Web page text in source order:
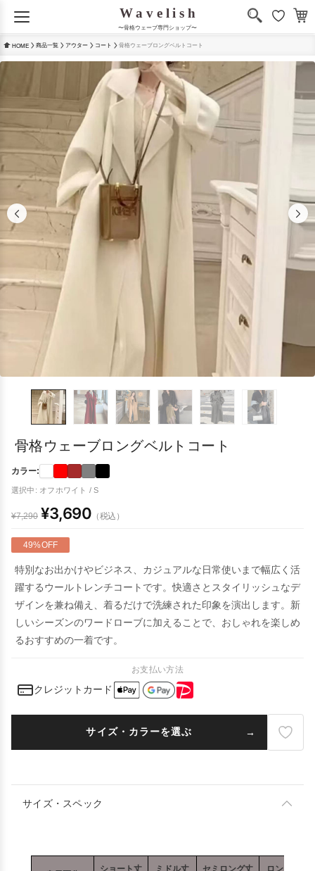
〜骨格ウェーブ専門ショップ〜
HOME 商品一覧 アウター コート 骨格ウェーブロングベルトコート
骨格ウェーブロングベルトコート
カラー:
選択中: オフホワイト / S
¥7,290 ¥3,690 （税込）
49%OFF
特別なお出かけやビジネス、カジュアルな日常使いまで幅広く活
躍するウールトレンチコートです。快適さとスタイリッシュなデ
ザインを兼ね備え、着るだけで洗練された印象を演出します。新
しいシーズンのワードローブに加えることで、おしゃれを楽しめ
るおすすめの一着です。
お支払い方法
クレジットカード
サイズ・カラーを選ぶ
サイズ・スペック